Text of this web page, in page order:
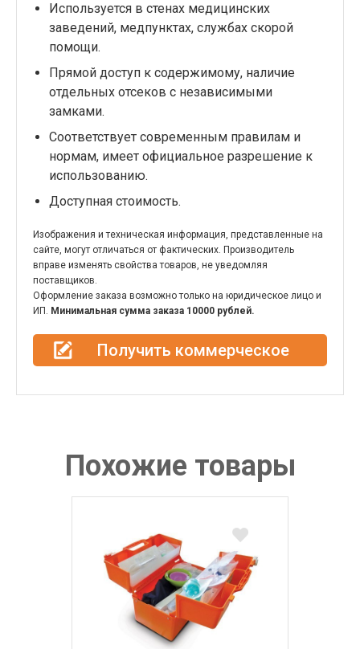
Используется в стенах медицинских
заведений, медпунктах, службах скорой
помощи.
Прямой доступ к содержимому, наличие
отдельных отсеков с независимыми
замками.
Соответствует современным правилам и
нормам, имеет официальное разрешение к
использованию.
Доступная стоимость.
Изображения и техническая информация, представленные на
сайте, могут отличаться от фактических. Производитель
вправе изменять свойства товаров, не уведомляя
поставщиков.
Оформление заказа возможно только на юридическое лицо и
ИП. Минимальная сумма заказа 10000 рублей.
Получить коммерческое
Похожие товары